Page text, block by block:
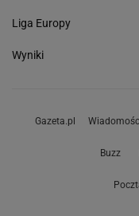
Liga Europy
Wyniki
Gazeta.pl
Buzz